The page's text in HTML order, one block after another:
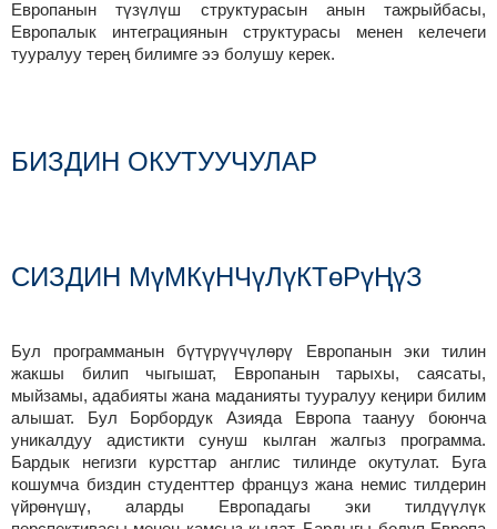
Европанын түзүлүш структурасын анын тажрыйбасы,
Европалык интеграциянын структурасы менен келечеги
тууралуу терең билимге ээ болушу керек.
БИЗДИН ОКУТУУЧУЛАР
СИЗДИН МүМКүНЧүЛүКТөРүҢүЗ
Бул программанын бүтүрүүчүлөрү Европанын эки тилин
жакшы билип чыгышат, Европанын тарыхы, саясаты,
мыйзамы, адабияты жана маданияты тууралуу кеңири билим
алышат. Бул Борбордук Азияда Европа таануу боюнча
уникалдуу адистикти сунуш кылган жалгыз программа.
Бардык негизги курсттар англис тилинде окутулат. Буга
кошумча биздин студенттер француз жана немис тилдерин
үйрөнүшү, аларды Европадагы эки тилдүүлүк